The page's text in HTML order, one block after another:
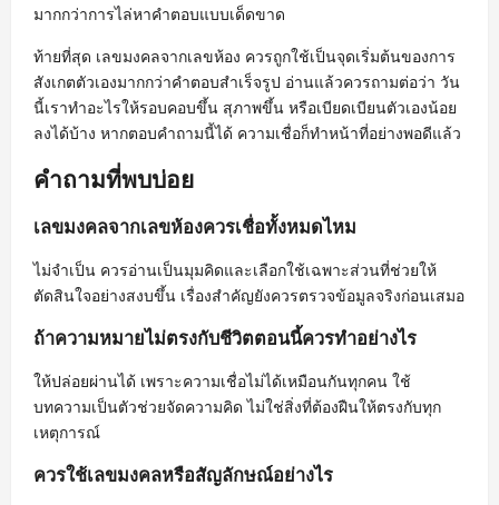
มากกว่าการไล่หาคำตอบแบบเด็ดขาด
ท้ายที่สุด เลขมงคลจากเลขห้อง ควรถูกใช้เป็นจุดเริ่มต้นของการ
สังเกตตัวเองมากกว่าคำตอบสำเร็จรูป อ่านแล้วควรถามต่อว่า วัน
นี้เราทำอะไรให้รอบคอบขึ้น สุภาพขึ้น หรือเบียดเบียนตัวเองน้อย
ลงได้บ้าง หากตอบคำถามนี้ได้ ความเชื่อก็ทำหน้าที่อย่างพอดีแล้ว
คำถามที่พบบ่อย
เลขมงคลจากเลขห้องควรเชื่อทั้งหมดไหม
ไม่จำเป็น ควรอ่านเป็นมุมคิดและเลือกใช้เฉพาะส่วนที่ช่วยให้
ตัดสินใจอย่างสงบขึ้น เรื่องสำคัญยังควรตรวจข้อมูลจริงก่อนเสมอ
ถ้าความหมายไม่ตรงกับชีวิตตอนนี้ควรทำอย่างไร
ให้ปล่อยผ่านได้ เพราะความเชื่อไม่ได้เหมือนกันทุกคน ใช้
บทความเป็นตัวช่วยจัดความคิด ไม่ใช่สิ่งที่ต้องฝืนให้ตรงกับทุก
เหตุการณ์
ควรใช้เลขมงคลหรือสัญลักษณ์อย่างไร